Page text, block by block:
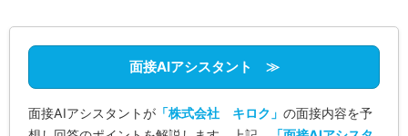
面接AIアシスタント ≫
面接AIアシスタントが 「株式会社 キロク」 の面接内容を予